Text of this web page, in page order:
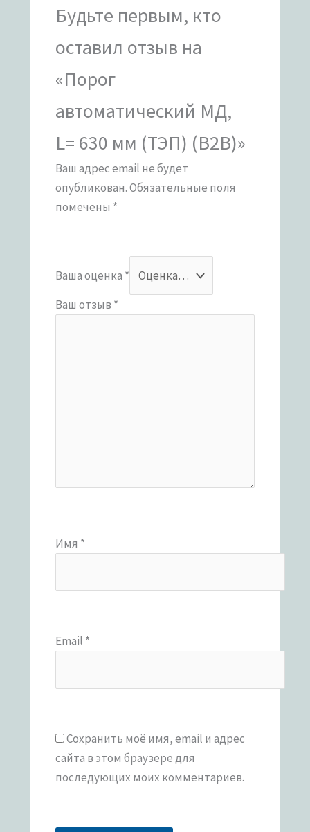
Будьте первым, кто
оставил отзыв на
«Порог
автоматический МД,
L= 630 мм (ТЭП) (B2B)»
Ваш адрес email не будет
опубликован.Обязательные поля
помечены *
Ваша оценка *
Ваш отзыв *
Имя *
Email *
Сохранить моё имя, email и адрес
сайта в этом браузере для
последующих моих комментариев.